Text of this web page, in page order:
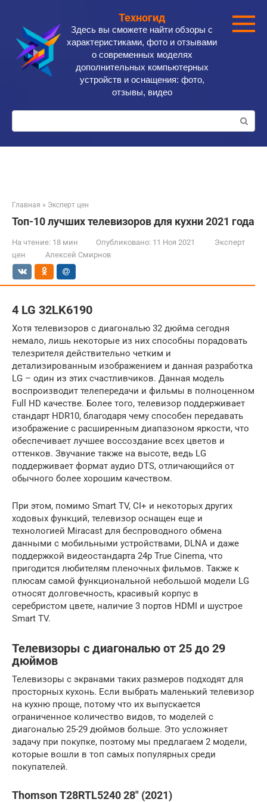
контенту
Техногид
Здесь вы сможете найти обзоры с
характеристиками, фото и отзывами
о современных моделях
дополнительных компьютерных
устройств и оснащения: фото,
отзывы, видео
Поиск:
Главная » Эксперт цен
Топ-10 лучших телевизоров для кухни 2021 года
На чтение: 18 мин Опубликовано: 11 Ноя 2021
Эксперт
цен
Алексей Смирнов
4 LG 32LK6190
Хотя телевизоров с диагональю 32 дюйма сегодня
немало, лишь некоторые из них способны порадовать
телезрителя действительно четким и
детализированным изображением и данная разработка
LG – один из этих счастливчиков. Данная модель
воспроизводит телепередачи и фильмы в полноценном
Full HD качестве. Более того, телевизор поддерживает
стандарт HDR10, благодаря чему способен передавать
изображение с расширенным диапазоном яркости, что
обеспечивает лучшее воссоздание всех цветов и
оттенков. Звучание также на высоте, ведь LG
поддерживает формат аудио DTS, отличающийся от
обычного более хорошим качеством.
При этом, помимо Smart TV, CI+ и некоторых других
ходовых функций, телевизор оснащен еще и
технологией Miracast для беспроводного обмена
данными с мобильными устройствами, DLNA и даже
поддержкой видеостандарта 24p True Cinema, что
пригодится любителям пленочных фильмов. Также к
плюсам самой функциональной небольшой модели LG
относят долговечность, красивый корпус в
серебристом цвете, наличие 3 портов HDMI и шустрое
Smart TV.
Телевизоры с диагональю от 25 до 29
дюймов
Телевизоры с экранами таких размеров подходят для
просторных кухонь. Если выбрать маленький телевизор
на кухню проще, потому что их выпускается
ограниченное количество видов, то моделей с
диагональю 25-29 дюймов больше. Это усложняет
задачу при покупке, поэтому мы предлагаем 2 модели,
которые вошли в топ самых популярных среди
покупателей.
Thomson T28RTL5240 28″ (2021)